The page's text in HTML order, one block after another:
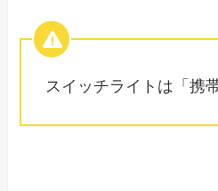
スイッチライトは「携